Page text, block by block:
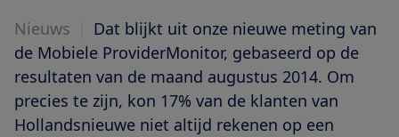
Nieuws
Dat blijkt uit onze nieuwe meting van
de Mobiele ProviderMonitor, gebaseerd op de
resultaten van de maand augustus 2014. Om
precies te zijn, kon 17% van de klanten van
Hollandsnieuwe niet altijd rekenen op een